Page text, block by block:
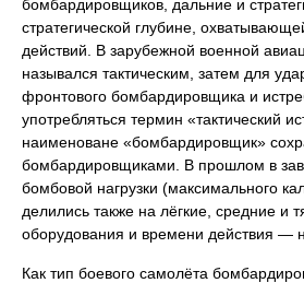
бомбардировщиков, дальние и
стратегической глубине,
действий. В зарубежной военной
назывался тактическим, затем для
фронтового бомбардировщика и
употребляться термин «тактический
наименоване «бомбардировщик»
бомбардировщиками. В прошлом в
бомбовой нагрузки (максимального
делились также на лёгкие, средние и
оборудования и времени действия —
Как тип боевого самолёта